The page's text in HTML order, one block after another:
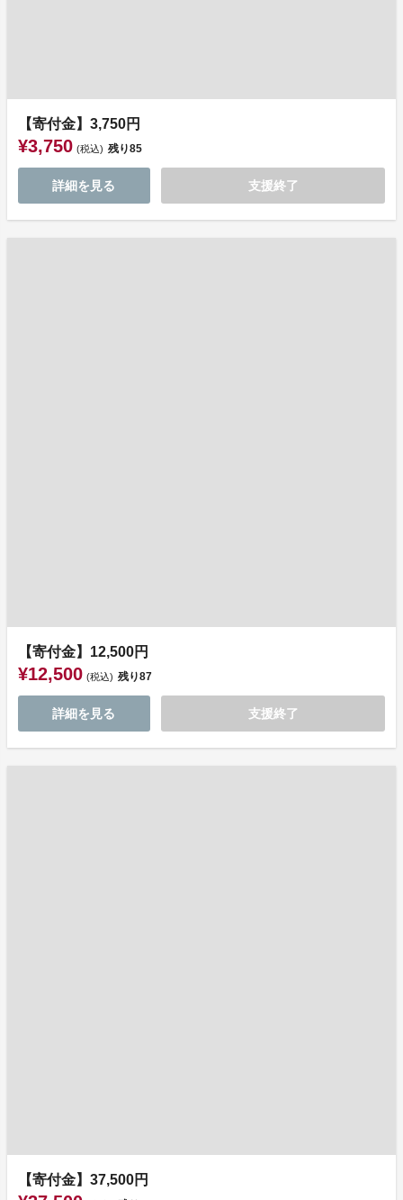
【寄付金】3,750円
¥3,750 (税込) 残り85
詳細を見る 支援終了
【寄付金】12,500円
¥12,500 (税込) 残り87
詳細を見る 支援終了
【寄付金】37,500円